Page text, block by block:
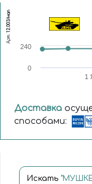
Арт.
12.003/мап
1
0
240
Доставка
способами:
Искать